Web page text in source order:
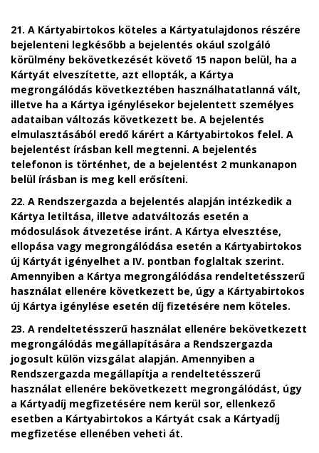
21. A Kártyabirtokos köteles a Kártyatulajdonos részére
bejelenteni legkésőbb a bejelentés okául szolgáló
körülmény bekövetkezését követő 15 napon belül, ha a
Kártyát elveszítette, azt ellopták, a Kártya
megrongálódás következtében használhatatlanná vált,
illetve ha a Kártya igénylésekor bejelentett személyes
adataiban változás következett be. A bejelentés
elmulasztásából eredő kárért a Kártyabirtokos felel. A
bejelentést írásban kell megtenni. A bejelentés
telefonon is történhet, de a bejelentést 2 munkanapon
belül írásban is meg kell erősíteni.
22. A Rendszergazda a bejelentés alapján intézkedik a
Kártya letiltása, illetve adatváltozás esetén a
módosulások átvezetése iránt. A Kártya elvesztése,
ellopása vagy megrongálódása esetén a Kártyabirtokos
új Kártyát igényelhet a IV. pontban foglaltak szerint.
Amennyiben a Kártya megrongálódása rendeltetésszerű
használat ellenére következett be, úgy a Kártyabirtokos
új Kártya igénylése esetén díj fizetésére nem köteles.
23. A rendeltetésszerű használat ellenére bekövetkezett
megrongálódás megállapítására a Rendszergazda
jogosult külön vizsgálat alapján. Amennyiben a
Rendszergazda megállapítja a rendeltetésszerű
használat ellenére bekövetkezett megrongálódást, úgy
a Kártyadíj megfizetésére nem kerül sor, ellenkező
esetben a Kártyabirtokos a Kártyát csak a Kártyadíj
megfizetése ellenében veheti át.